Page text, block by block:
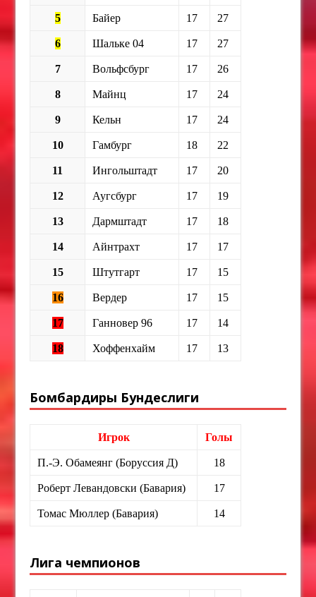
5 Байер 17 27
6 Шальке 04 17 27
7 Вольфсбург 17 26
8 Майнц 17 24
9 Кельн 17 24
10 Гамбург 18 22
11 Ингольштадт 17 20
12 Аугсбург 17 19
13 Дармштадт 17 18
14 Айнтрахт 17 17
15 Штутгарт 17 15
16 Вердер 17 15
17 Ганновер 96 17 14
18 Хоффенхайм 17 13
Бомбардиры Бундеслиги
Игрок Голы
П.-Э. Обамеянг (Боруссия Д) 18
Роберт Левандовски (Бавария) 17
Томас Мюллер (Бавария) 14
Лига чемпионов